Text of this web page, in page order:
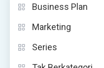
Business Plan
Marketing
Series